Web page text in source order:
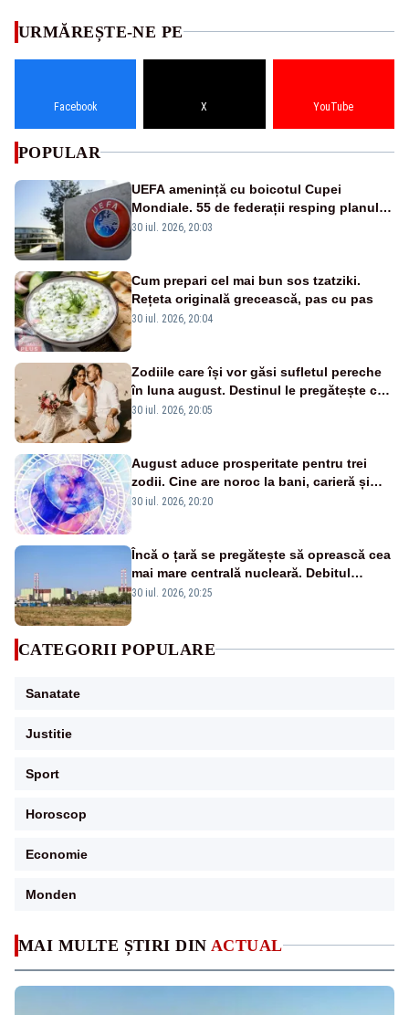
MAI MULTE ȘTIRI DIN ACTUAL
URMĂREȘTE-NE PE
Facebook X YouTube
POPULAR
UEFA amenință cu boicotul Cupei
Mondiale. 55 de federații resping planul
FIFA al lui Infantino
30 iul. 2026, 20:03
Cum prepari cel mai bun sos tzatziki.
Rețeta originală grecească, pas cu pas
30 iul. 2026, 20:04
Zodiile care își vor găsi sufletul pereche
în luna august. Destinul le pregătește cea
mai mare surpriză
30 iul. 2026, 20:05
August aduce prosperitate pentru trei
zodii. Cine are noroc la bani, carieră și
iubire
30 iul. 2026, 20:20
Încă o țară se pregătește să oprească cea
mai mare centrală nucleară. Debitul
Dunării a ajuns la un nivel critic
30 iul. 2026, 20:25
CATEGORII POPULARE
Sanatate
Justitie
Sport
Horoscop
Economie
Monden